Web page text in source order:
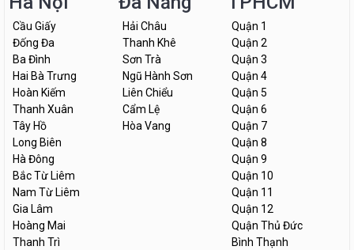
Cầu Giấy
Đống Đa
Ba Đình
Hai Bà Trưng
Hoàn Kiếm
Thanh Xuân
Tây Hồ
Long Biên
Hà Đông
Bắc Từ Liêm
Nam Từ Liêm
Gia Lâm
Hoàng Mai
Thanh Trì
Hải Châu
Thanh Khê
Sơn Trà
Ngũ Hành Sơn
Liên Chiểu
Cẩm Lệ
Hòa Vang
Quận 1
Quận 2
Quận 3
Quận 4
Quận 5
Quận 6
Quận 7
Quận 8
Quận 9
Quận 10
Quận 11
Quận 12
Quận Thủ Đức
Bình Thạnh